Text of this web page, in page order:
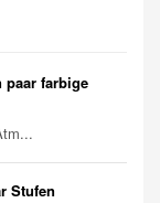
paar farbige
Stufen